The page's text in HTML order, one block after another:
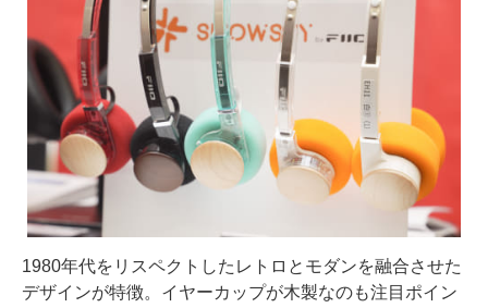
1980年代をリスペクトしたレトロとモダンを融合させた
デザインが特徴。イヤーカップが木製なのも注目ポイン